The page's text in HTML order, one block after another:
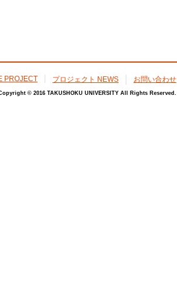
PROJECT プロジェクト NEWS お問い合わせ
© 2016 TAKUSHOKU UNIVERSITY All Rights Reserved.